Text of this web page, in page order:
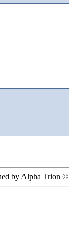
by Alpha Trion ©